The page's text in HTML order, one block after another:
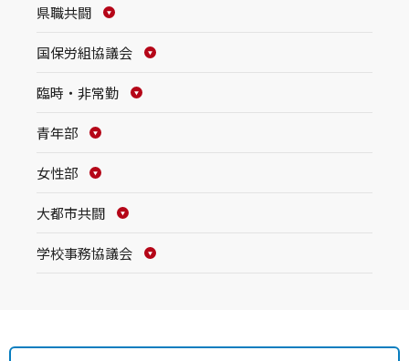
県職共闘
国保労組協議会
臨時・非常勤
青年部
女性部
大都市共闘
学校事務協議会